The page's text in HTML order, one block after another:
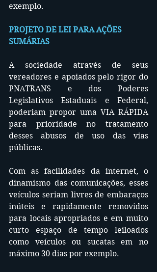
exemplo.
PROJETO DE LEI PARA AÇÕES
SUMÁRIAS
A sociedade através de seus
vereadores e apoiados pelo rigor do
PNATRANS e dos Poderes
Legislativos Estaduais e Federal,
poderiam propor uma VIA RÁPIDA
para prioridade no tratamento
desses abusos de uso das vias
públicas.
Com as facilidades da internet, o
dinamismo das comunicações, esses
veículos seriam livres de embaraços
inúteis e rapidamente removidos
para locais apropriados e em muito
curto espaço de tempo leiloados
como veículos ou sucatas em no
máximo 30 dias por exemplo.